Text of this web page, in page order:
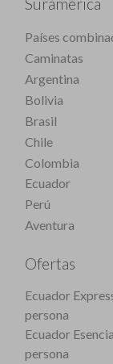
Países
Caminatas
Argentina
Bolivia
Brasil
Chile
Colombia
Ecuador
Perú
Aventura
Ofertas
Ecuador
persona
Ecuador
persona